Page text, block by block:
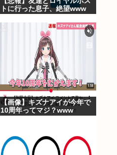
トに行った息子、絶望www
【画像】キズナアイが今年で
10周年ってマジ？www